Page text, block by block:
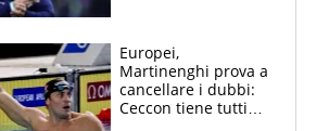
solo 1,4 milioni
all'anno
Europei,
Martinenghi prova a
cancellare i dubbi:
Ceccon tiene tutti